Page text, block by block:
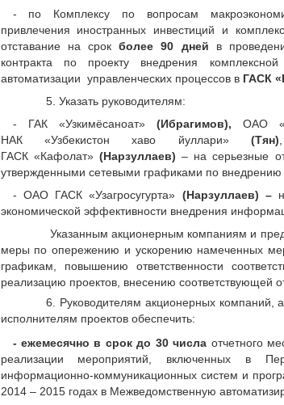
- по Комплексу по вопросам
привлечения иностранных инвестиций и
отставание на срокболее 90 дней в
контракта по проекту внедрения
автоматизации управленческих процессов в ГАСК
5. Указать руководителям:
- ГАК «Узкимёсаноат»(Ибрагимов),ОАО
НАК «Узбекистон хаво йуллари»(Тян)
ГАСК «Кафолат»(Нарзуллаев) – на серьезные
утвержденными сетевыми графиками по
- ОАО ГАСК «Узагросугурта» (Нарзуллаев) –
экономической эффективности внедрения
Указанным акционерным компаниям и
меры по опережению и ускорению намеченных
графикам, повышению ответственности
реализацию проектов, внесению соответствующей
6. Руководителям акционерных
исполнителям проектов обеспечить:
- ежемесячно в срок до 30 числа отчетного
реализации мероприятий, включенных в
информационно-коммуникационных систем и
2014 – 2015 годах в Межведомственную